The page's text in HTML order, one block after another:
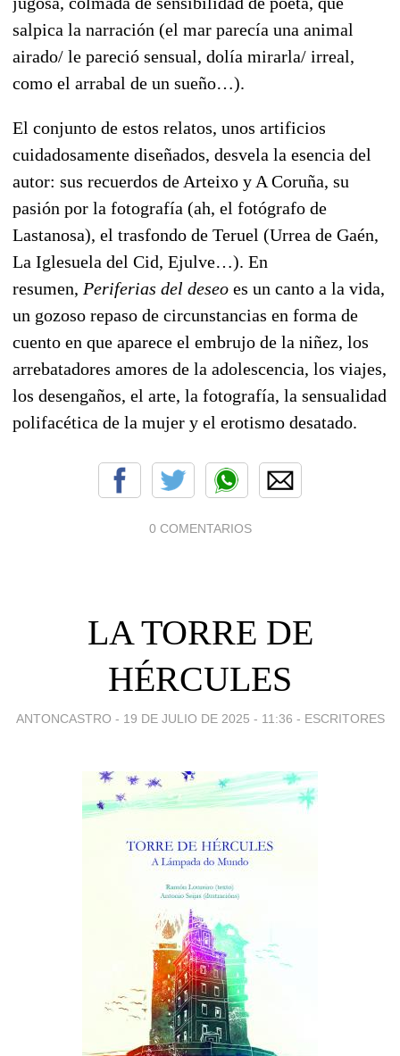
salpica la narración (el mar parecía una animal
airado/ le pareció sensual, dolía mirarla/ irreal,
como el arrabal de un sueño…).
El conjunto de estos relatos, unos artificios
cuidadosamente diseñados, desvela la esencia del
autor: sus recuerdos de Arteixo y A Coruña, su
pasión por la fotografía (ah, el fotógrafo de
Lastanosa), el trasfondo de Teruel (Urrea de Gaén,
La Iglesuela del Cid, Ejulve…). En
resumen, Periferias del deseo es un canto a la vida,
un gozoso repaso de circunstancias en forma de
cuento en que aparece el embrujo de la niñez, los
arrebatadores amores de la adolescencia, los viajes,
los desengaños, el arte, la fotografía, la sensualidad
polifacética de la mujer y el erotismo desatado.
0 COMENTARIOS
LA TORRE DE
HÉRCULES
ANTONCASTRO - 19 DE JULIO DE 2025 - 11:36 - ESCRITORES